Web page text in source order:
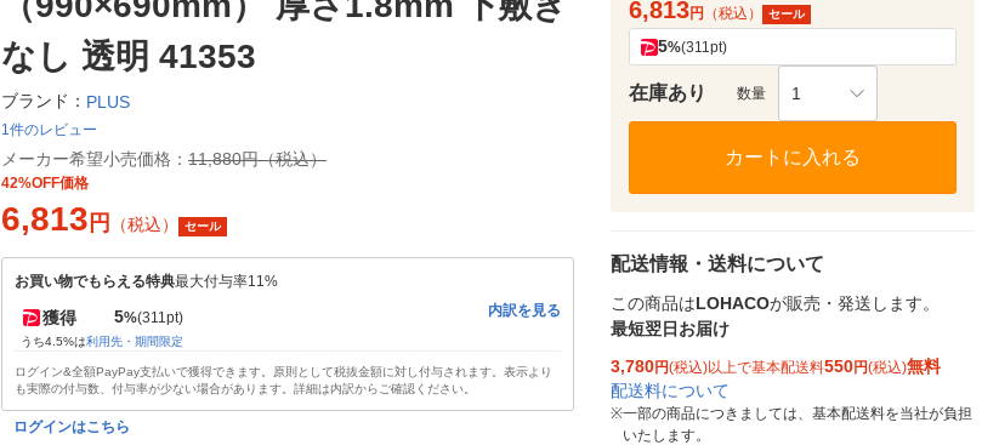
なし 透明 41353
ブランド： PLUS
1件のレビュー
メーカー希望小売価格： 11,880円（税込）
42%OFF価格
6,813 円 （税込） セール
お買い物でもらえる特典最大付与率11%
獲得 5%(311pt)
うち4.5%は利用先・期間限定
内訳を見る
ログイン&全額PayPay支払いで獲得できます。原則として税抜金額に対し付与されます。表示より
も実際の付与数、付与率が少ない場合があります。詳細は内訳からご確認ください。
ログインはこちら
6,813円 （税込） セール
5%(311pt)
在庫あり 数量 1
カートに入れる
配送情報・送料について
この商品はLOHACOが販売・発送します。
最短翌日お届け
3,780円(税込)以上で基本配送料550円(税込)無料
配送料について
※一部の商品につきましては、基本配送料を当社が負担
いたします。